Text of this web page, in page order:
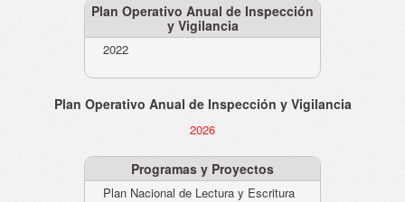
Plan Operativo Anual de Inspección
y Vigilancia
2022
Plan Operativo Anual de Inspección y Vigilancia
2026
Programas y Proyectos
Plan Nacional de Lectura y Escritura